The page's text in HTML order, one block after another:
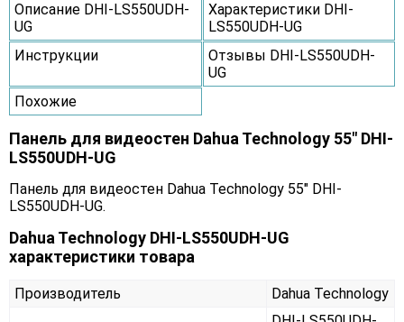
Описание DHI-LS550UDH-
UG
Характеристики DHI-
LS550UDH-UG
Инструкции
Отзывы DHI-LS550UDH-
UG
Похожие
Панель для видеостен Dahua Technology 55" DHI-
LS550UDH-UG
Панель для видеостен Dahua Technology 55" DHI-
LS550UDH-UG.
Dahua Technology DHI-LS550UDH-UG
характеристики товара
Производитель Dahua Technology